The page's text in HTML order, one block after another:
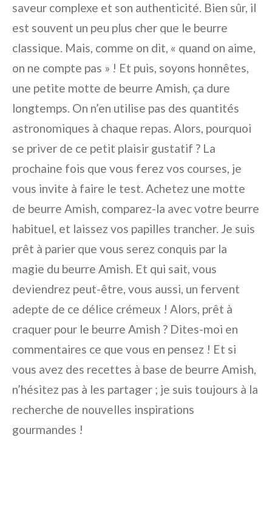
saveur complexe et son authenticité. Bien sûr, il
est souvent un peu plus cher que le beurre
classique. Mais, comme on dit, « quand on aime,
on ne compte pas » ! Et puis, soyons honnêtes,
une petite motte de beurre Amish, ça dure
longtemps. On n’en utilise pas des quantités
astronomiques à chaque repas. Alors, pourquoi
se priver de ce petit plaisir gustatif ? La
prochaine fois que vous ferez vos courses, je
vous invite à faire le test. Achetez une motte
de beurre Amish, comparez-la avec votre beurre
habituel, et laissez vos papilles trancher. Je suis
prêt à parier que vous serez conquis par la
magie du beurre Amish. Et qui sait, vous
deviendrez peut-être, vous aussi, un fervent
adepte de ce délice crémeux ! Alors, prêt à
craquer pour le beurre Amish ? Dites-moi en
commentaires ce que vous en pensez ! Et si
vous avez des recettes à base de beurre Amish,
n’hésitez pas à les partager ; je suis toujours à la
recherche de nouvelles inspirations
gourmandes !